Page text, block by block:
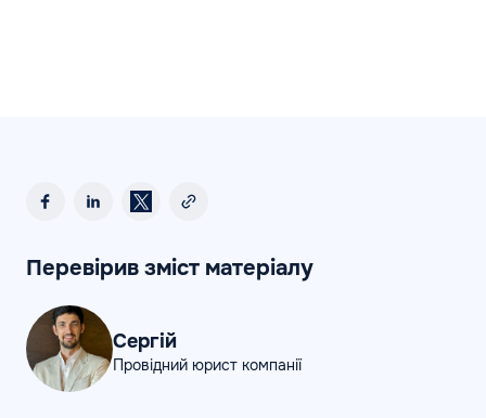
Перевірив зміст матеріалу
Сергій
Провідний юрист компанії